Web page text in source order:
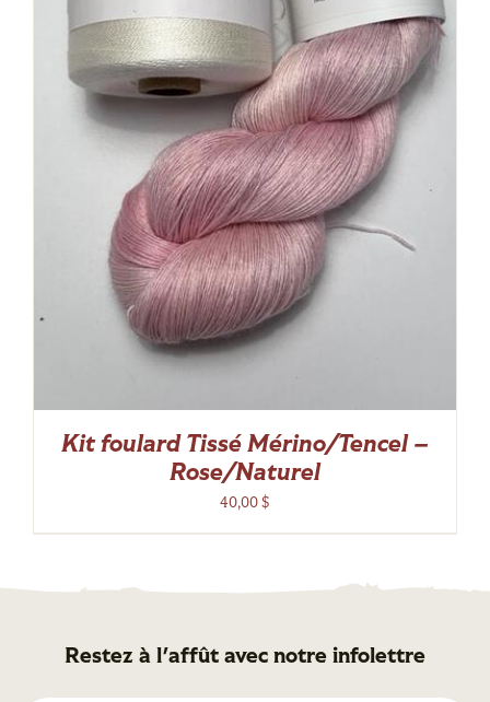
Kit foulard Tissé Mérino/Tencel –
Rose/Naturel
40,00$
Restez à l'affût avec notre infolettre